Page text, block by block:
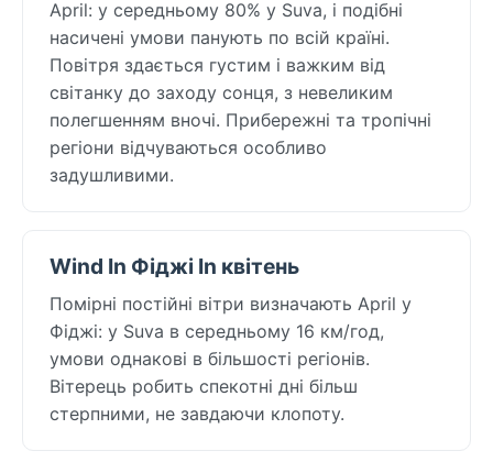
April: у середньому 80% у Suva, і подібні
насичені умови панують по всій країні.
Повітря здається густим і важким від
світанку до заходу сонця, з невеликим
полегшенням вночі. Прибережні та тропічні
регіони відчуваються особливо
задушливими.
Wind In Фіджі In квітень
Помірні постійні вітри визначають April у
Фіджі: у Suva в середньому 16 км/год,
умови однакові в більшості регіонів.
Вітерець робить спекотні дні більш
стерпними, не завдаючи клопоту.